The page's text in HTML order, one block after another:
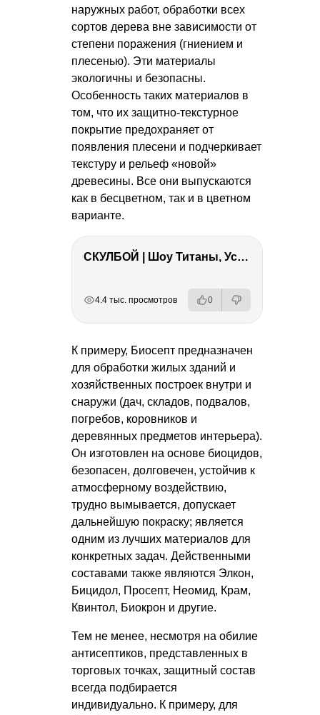
наружных работ, обработки всех
сортов дерева вне зависимости от
степени поражения (гниением и
плесенью). Эти материалы
экологичны и безопасны.
Особенность таких материалов в
том, что их защитно-текстурное
покрытие предохраняет от
появления плесени и подчеркивает
текстуру и рельеф «новой»
древесины. Все они выпускаются
как в бесцветном, так и в цветном
варианте.
СКУЛБОЙ | Шоу Титаны, Усейн Болт, Ларрат, Зашквар!
4.4 тыс. просмотров 0
К примеру, Биосепт предназначен
для обработки жилых зданий и
хозяйственных построек внутри и
снаружи (дач, складов, подвалов,
погребов, коровников и
деревянных предметов интерьера).
Он изготовлен на основе биоцидов,
безопасен, долговечен, устойчив к
атмосферному воздействию,
трудно вымывается, допускает
дальнейшую покраску; является
одним из лучших материалов для
конкретных задач. Действенными
составами также являются Элкон,
Бицидол, Просепт, Неомид, Крам,
Квинтол, Биокрон и другие.
Тем не менее, несмотря на обилие
антисептиков, представленных в
торговых точках, защитный состав
всегда подбирается
индивидуально. К примеру, для